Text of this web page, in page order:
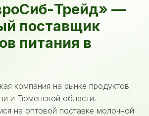
Трейд» —
поставщик
питания в
компания на рынке продуктов
и Тюменской области.
на оптовой поставке молочной